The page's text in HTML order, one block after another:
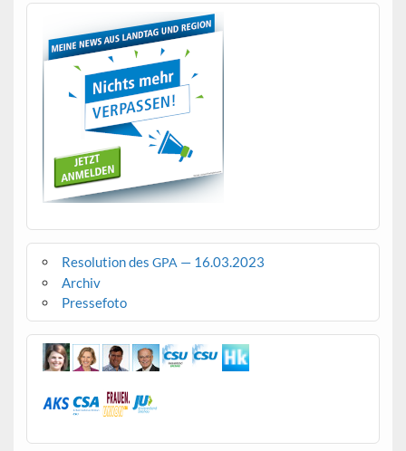
Resolution des GPA — 16.03.2023
Archiv
Pressefoto